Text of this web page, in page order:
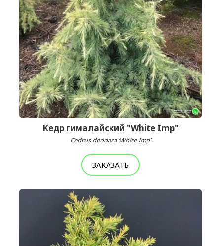
Кедр гималайский "White Imp"
Cedrus deodara ‘White Imp’
ЗАКАЗАТЬ